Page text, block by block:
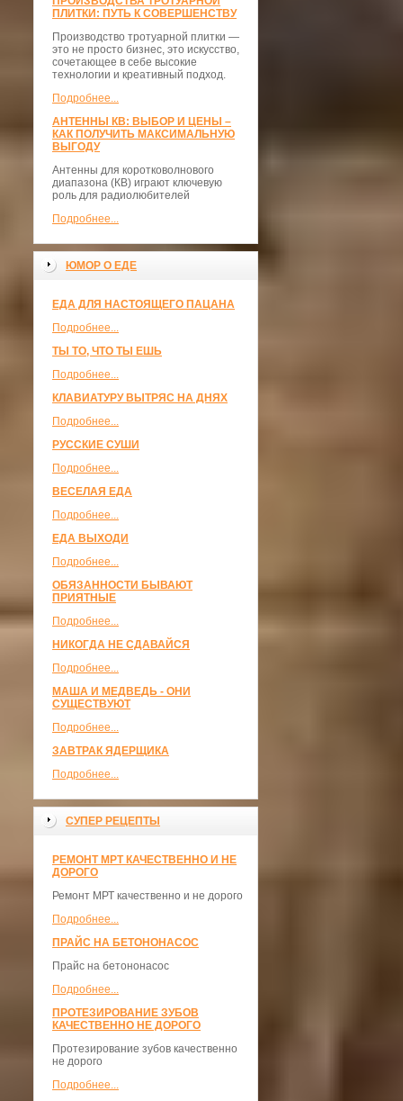
ПЛИТКИ: ПУТЬ К СОВЕРШЕНСТВУ
Производство тротуарной плитки —
это не просто бизнес, это искусство,
сочетающее в себе высокие
технологии и креативный подход.
Подробнее...
АНТЕННЫ КВ: ВЫБОР И ЦЕНЫ –
КАК ПОЛУЧИТЬ МАКСИМАЛЬНУЮ
ВЫГОДУ
Антенны для коротковолнового
диапазона (КВ) играют ключевую
роль для радиолюбителей
Подробнее...
ЮМОР О ЕДЕ
ЕДА ДЛЯ НАСТОЯЩЕГО ПАЦАНА
Подробнее...
ТЫ ТО, ЧТО ТЫ ЕШЬ
Подробнее...
КЛАВИАТУРУ ВЫТРЯС НА ДНЯХ
Подробнее...
РУССКИЕ СУШИ
Подробнее...
ВЕСЕЛАЯ ЕДА
Подробнее...
ЕДА ВЫХОДИ
Подробнее...
ОБЯЗАННОСТИ БЫВАЮТ
ПРИЯТНЫЕ
Подробнее...
НИКОГДА НЕ СДАВАЙСЯ
Подробнее...
МАША И МЕДВЕДЬ - ОНИ
СУЩЕСТВУЮТ
Подробнее...
ЗАВТРАК ЯДЕРЩИКА
Подробнее...
СУПЕР РЕЦЕПТЫ
РЕМОНТ МРТ КАЧЕСТВЕННО И НЕ
ДОРОГО
Ремонт МРТ качественно и не дорого
Подробнее...
ПРАЙС НА БЕТОНОНАСОС
Прайс на бетононасос
Подробнее...
ПРОТЕЗИРОВАНИЕ ЗУБОВ
КАЧЕСТВЕННО НЕ ДОРОГО
Протезирование зубов качественно
не дорого
Подробнее...